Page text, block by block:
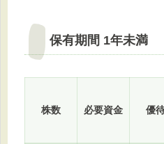
保有期間 1年未満
株数 必要資金 優